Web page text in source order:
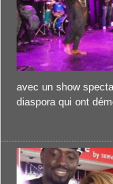
avec un show
diaspora qui ont